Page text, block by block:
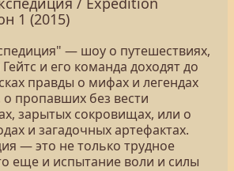
1 (2015)
— шоу о путешествиях,
и его команда доходят до
правды о мифах и легендах
пропавших без вести
зарытых сокровищах, или о
и загадочных артефактах.
— это не только трудное
еще и испытание воли и силы